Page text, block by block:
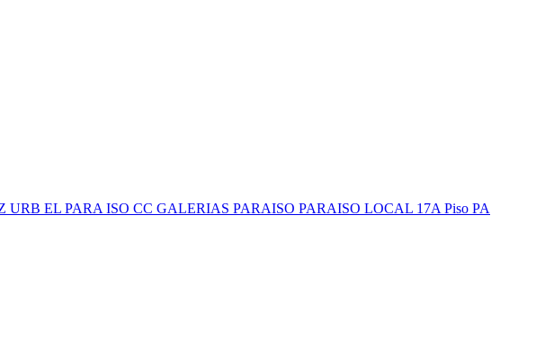
EL PARA ISO CC GALERIAS PARAISO PARAISO LOCAL 17A Piso PA